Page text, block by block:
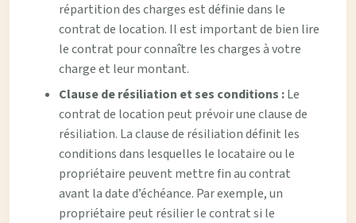
répartition des charges est définie dans le
contrat de location. Il est important de bien lire
le contrat pour connaître les charges à votre
charge et leur montant.
Clause de résiliation et ses conditions :Le
contrat de location peut prévoir une clause de
résiliation. La clause de résiliation définit les
conditions dans lesquelles le locataire ou le
propriétaire peuvent mettre fin au contrat
avant la date d’échéance. Par exemple, un
propriétaire peut résilier le contrat si le